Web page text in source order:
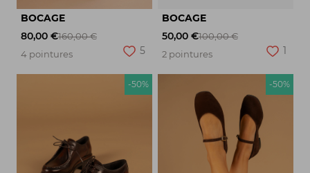
BOCAGE
80,00 €160,00 €
4 pointures
5
BOCAGE
50,00 €100,00 €
2 pointures
1
-50% -50%